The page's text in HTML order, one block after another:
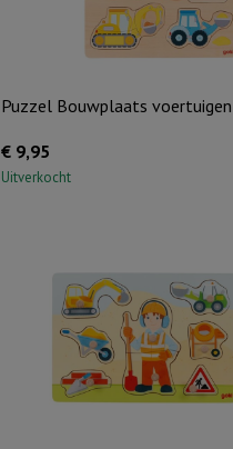
Puzzel Bouwplaats voertuigen
€ 9,95
Uitverkocht